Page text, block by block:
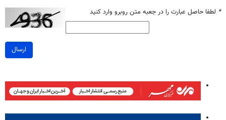
* لطفا حاصل عبارت را در جعبه متن روبرو وارد کنید
ارسال